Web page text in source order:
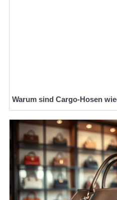
Warum sind Cargo-Hosen